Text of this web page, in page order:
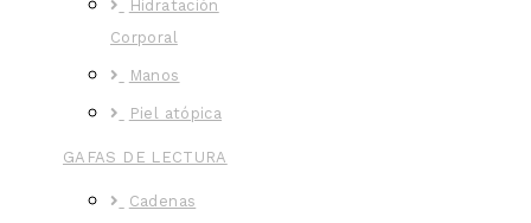
Hidratación
Corporal
Manos
Piel atópica
GAFAS DE LECTURA
Cadenas